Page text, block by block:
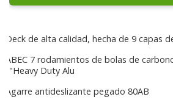
Deck de alta calidad, hecha de 9 capas
ABEC 7 rodamientos de bolas de
"Heavy Duty Alu
Agarre antideslizante pegado 80AB